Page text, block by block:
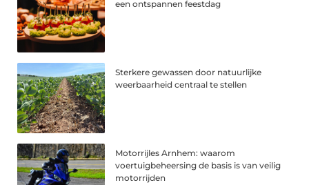
een ontspannen feestdag
Sterkere gewassen door natuurlijke
weerbaarheid centraal te stellen
Motorrijles Arnhem: waarom
voertuigbeheersing de basis is van veilig
motorrijden